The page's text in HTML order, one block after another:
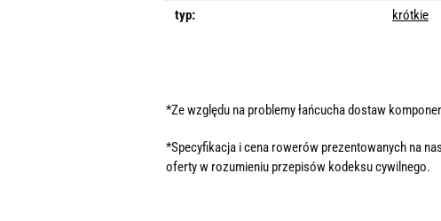
typ:
krótkie
*Ze względu na problemy łańcucha dostaw
*Specyfikacja i cena rowerów prezentowanych na
oferty w rozumieniu przepisów kodeksu cywilnego.